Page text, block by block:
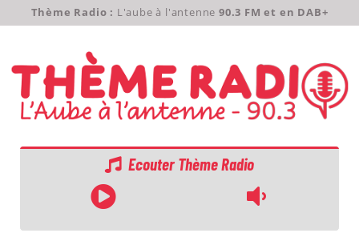
Thème Radio : L'aube à l'antenne 90.3 FM et en DAB+
Ecouter Thème Radio